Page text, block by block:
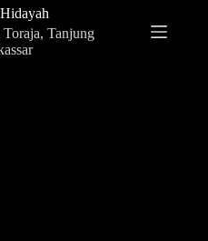
Toraja, Tanjung